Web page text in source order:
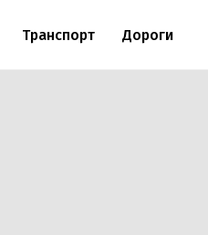
Транспорт Дороги